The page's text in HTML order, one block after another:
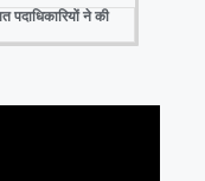
पदाधिकारियों ने की